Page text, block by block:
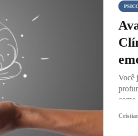
Você
como